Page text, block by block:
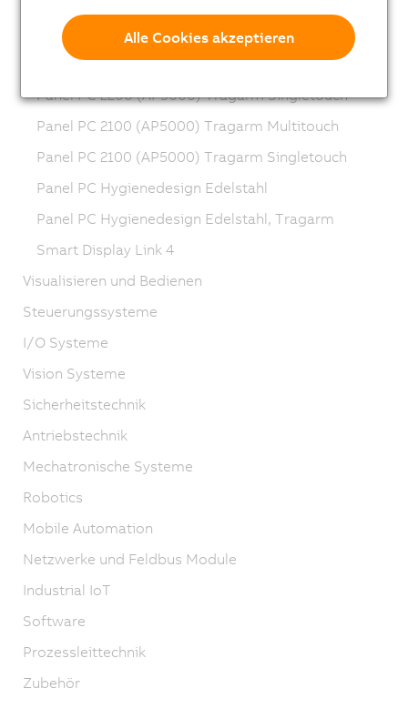
Panel PC 900 Singletouch
Panel PC 2200 (AP5000) Tragarm Multitouch
Panel PC 2200 (AP5000) Tragarm Singletouch
Panel PC 2100 (AP5000) Tragarm Multitouch
Panel PC 2100 (AP5000) Tragarm Singletouch
Panel PC Hygienedesign Edelstahl
Panel PC Hygienedesign Edelstahl, Tragarm
Smart Display Link 4
Visualisieren und Bedienen
Steuerungssysteme
I/O Systeme
Vision Systeme
Sicherheitstechnik
Antriebstechnik
Mechatronische Systeme
Robotics
Mobile Automation
Netzwerke und Feldbus Module
Industrial IoT
Software
Prozessleittechnik
Zubehör
Alle Cookies akzeptieren